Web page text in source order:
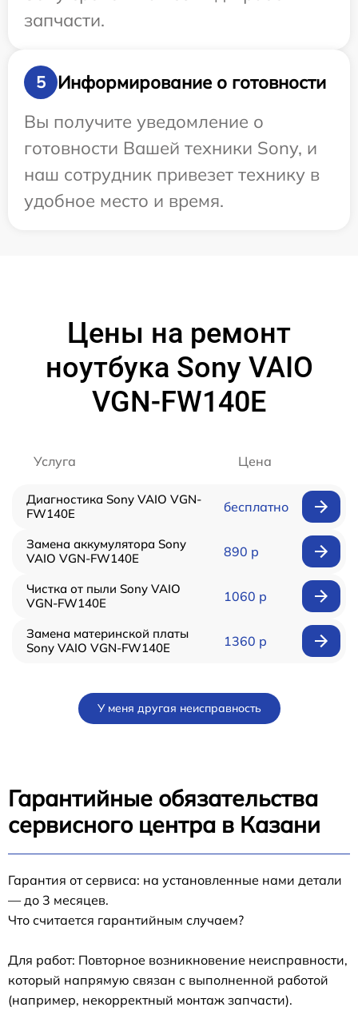
запчасти.
5
Информирование о готовности
Вы получите уведомление о
готовности Вашей техники Sony, и
наш сотрудник привезет технику в
удобное место и время.
Цены на ремонт
ноутбука Sony VAIO
VGN-FW140E
Услуга Цена
Диагностика Sony VAIO VGN-
FW140E
бесплатно
Замена аккумулятора Sony
VAIO VGN-FW140E
890 р
Чистка от пыли Sony VAIO
VGN-FW140E
1060 р
Замена материнской платы
Sony VAIO VGN-FW140E
1360 р
У меня другая неисправность
Гарантийные обязательства
сервисного центра в Казани
Гарантия от сервиса: на установленные нами детали
— до 3 месяцев.
Что считается гарантийным случаем?
Для работ: Повторное возникновение неисправности,
который напрямую связан с выполненной работой
(например, некорректный монтаж запчасти).